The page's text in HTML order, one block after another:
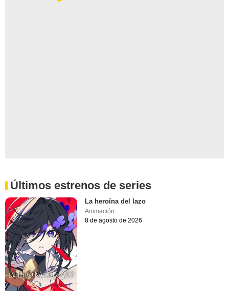
Últimos estrenos de series
La heroína del lazo
Animación
8 de agosto de 2026